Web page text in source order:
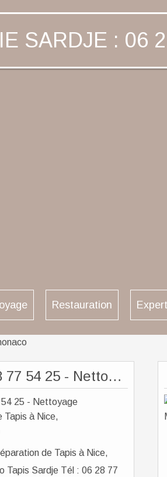
SARDJE : 06
Restauration
Tél : 06 28 77 54 25 - Nettoyage et Réparation de Tapis à Nice, Cannes,Monaco
de Tapis à Nice,
Tapis Sardje Tél : 06 28 77